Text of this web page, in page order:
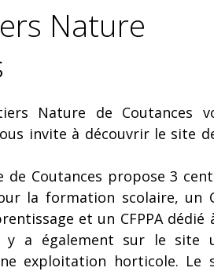
Nature
Nature de Coutances
invite à découvrir le site
de Coutances propose 3
la formation scolaire, un
et un CFPPA dédié
y a également sur le site
exploitation horticole. Le